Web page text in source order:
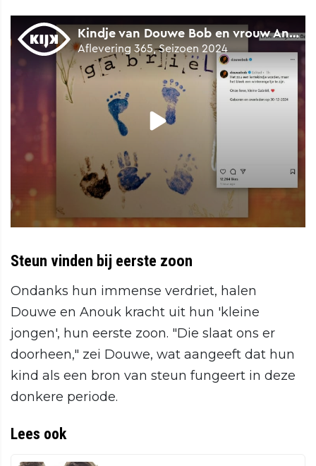
Steun vinden bij eerste zoon
Ondanks hun immense verdriet, halen
Douwe en Anouk kracht uit hun 'kleine
jongen', hun eerste zoon. "Die slaat ons er
doorheen," zei Douwe, wat aangeeft dat hun
kind als een bron van steun fungeert in deze
donkere periode.
Lees ook